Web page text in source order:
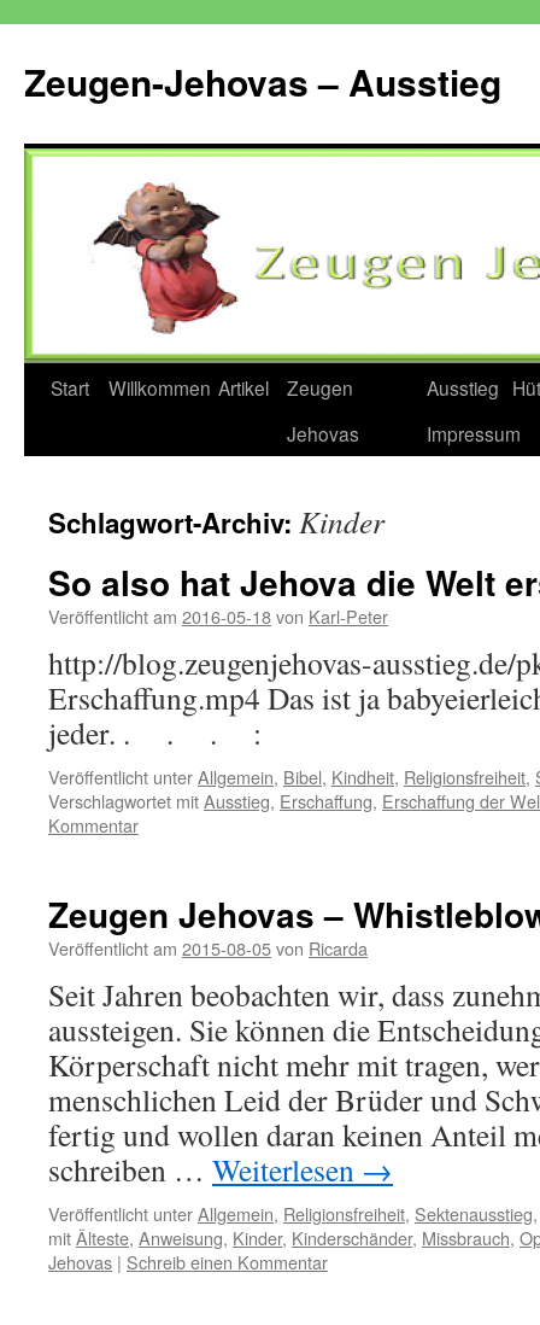
springen
Zeugen-Jehovas – Ausstieg
Start Willkommen Artikel
Zeugen
Jehovas
Ausstieg
Impressum
Schlagwort-Archiv: Kinder
So also hat Jehova die Welt
Veröffentlicht am 2016-05-18von Karl-Peter
http://blog.zeugenjehovas-ausstieg.de/
Erschaffung.mp4 Das ist ja
jeder. . . . :
Veröffentlicht unterAllgemein, Bibel, Kindheit, Religionsfreiheit,
Verschlagwortet mitAusstieg, Erschaffung, Erschaffung der
Kommentar
Zeugen Jehovas –
Veröffentlicht am 2015-08-05von Ricarda
Seit Jahren beobachten wir, dass
aussteigen. Sie können die
Körperschaft nicht mehr mit tragen,
menschlichen Leid der Brüder und
fertig und wollen daran keinen Anteil
schreiben … Weiterlesen →
Veröffentlicht unterAllgemein, Religionsfreiheit, Sektenausstieg
mitÄlteste, Anweisung, Kinder, Kinderschänder, Missbrauch,
Jehovas | Schreib einen Kommentar